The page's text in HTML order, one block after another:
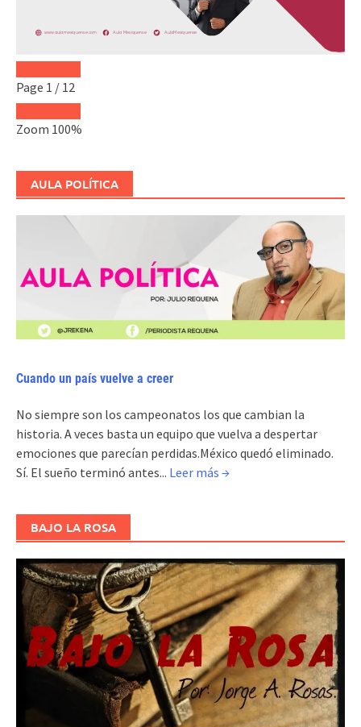
Page 1 / 12
Zoom 100%
AULA POLÍTICA
Cuando un país vuelve a creer
No siempre son los campeonatos los que cambian la
historia. A veces basta un equipo que vuelva a despertar
emociones que parecían perdidas.México quedó eliminado.
Sí. El sueño terminó antes... Leer más →
BAJO LA ROSA